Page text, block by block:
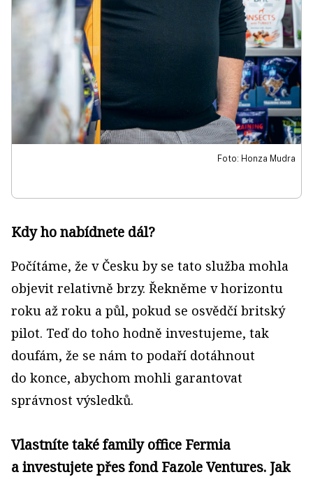
Foto: Honza Mudra
Kdy ho nabídnete dál?
Počítáme, že v Česku by se tato služba mohla
objevit relativně brzy. Řekněme v horizontu
roku až roku a půl, pokud se osvědčí britský
pilot. Teď do toho hodně investujeme, tak
doufám, že se nám to podaří dotáhnout
do konce, abychom mohli garantovat
správnost výsledků.
Vlastníte také family office Fermia
a investujete přes fond Fazole Ventures. Jak